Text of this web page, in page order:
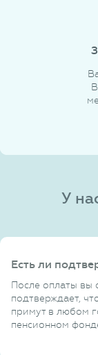
У
Есть ли
После оплаты вы
подтверждает,
примут в любом
пенсионном